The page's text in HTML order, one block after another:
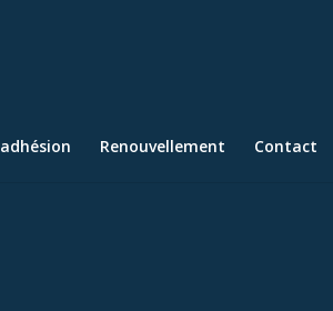
Renouvellement Contact